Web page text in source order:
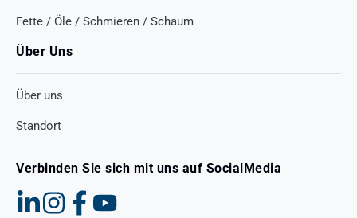
Fette / Öle / Schmieren / Schaum
Über Uns
Über uns
Standort
Verbinden Sie sich mit uns auf SocialMedia